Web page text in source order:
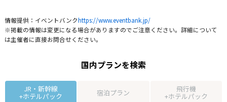
情報提供：イベントバンクhttps://www.eventbank.jp/
※掲載の情報は変更になる場合がありますのでご注意ください。詳細について
は主催者に直接お問合せください。
国内プランを検索
JR・新幹線
+ホテルパック 宿泊プラン 飛行機
+ホテルパック